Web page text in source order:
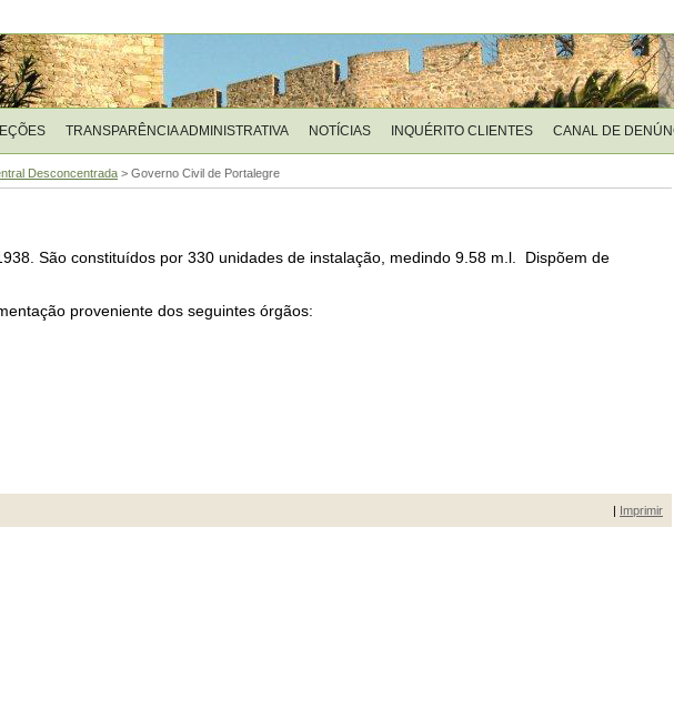
TRANSPARÊNCIA ADMINISTRATIVA NOTÍCIAS INQUÉRITO CLIENTES CANAL DE
Desconcentrada > Governo Civil de Portalegre
São constituídos por 330 unidades de instalação, medindo 9.58 m.l. Dispõem de
proveniente dos seguintes órgãos:
| Imprimir